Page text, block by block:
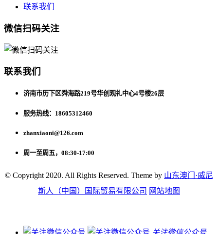
联系我们
微信扫码关注
联系我们
济南市历下区舜海路219号华创观礼中心4号楼26层
服务热线：18605312460
zhanxiaoni@126.com
周一至周五，08:30-17:00
© Copyright 2020. All Rights Reserved. Theme by 山东澳门·威尼
斯人（中国）国际贸易有限公司 网站地图